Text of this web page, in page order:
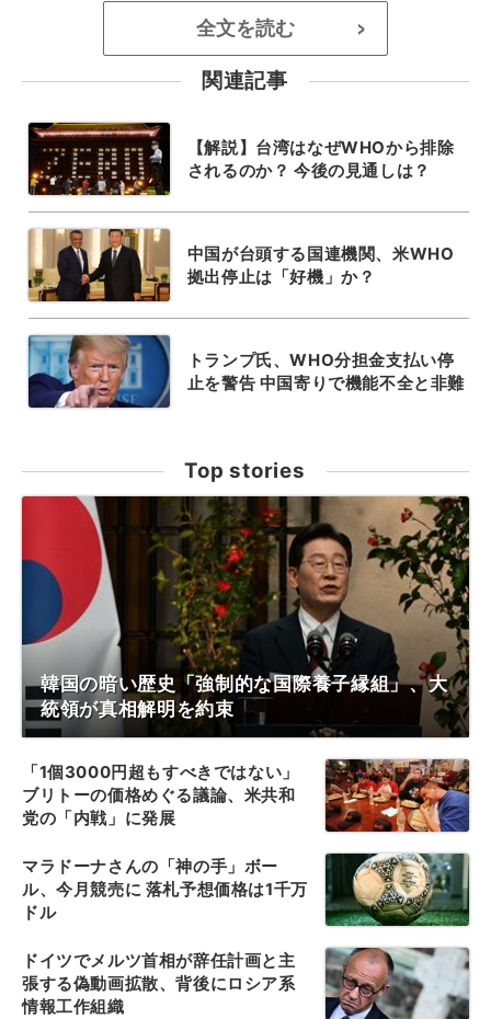
全文を読む >
関連記事
【解説】台湾はなぜWHOから排除
されるのか？ 今後の見通しは？
中国が台頭する国連機関、米WHO
拠出停止は「好機」か？
トランプ氏、WHO分担金支払い停
止を警告 中国寄りで機能不全と非難
Top stories
韓国の暗い歴史「強制的な国際養子縁組」、大
統領が真相解明を約束
「1個3000円超もすべきではない」
ブリトーの価格めぐる議論、米共和
党の「内戦」に発展
マラドーナさんの「神の手」ボー
ル、今月競売に 落札予想価格は1千万
ドル
ドイツでメルツ首相が辞任計画と主
張する偽動画拡散、背後にロシア系
情報工作組織